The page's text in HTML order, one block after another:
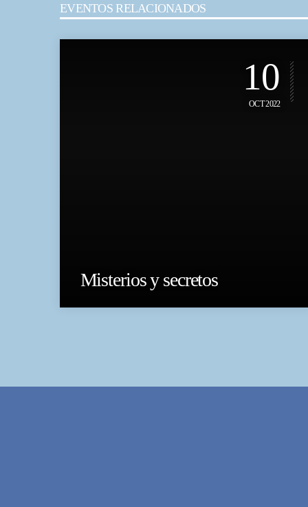
EVENTOS RELACIONADOS
10
OCT 2022
Misterios y secretos